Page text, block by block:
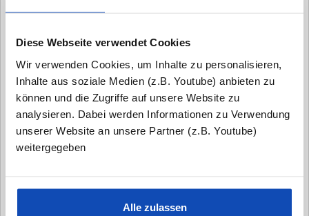
Diese Webseite verwendet Cookies
Wir verwenden Cookies, um Inhalte zu personalisieren,
Inhalte aus soziale Medien (z.B. Youtube) anbieten zu
können und die Zugriffe auf unsere Website zu
analysieren. Dabei werden Informationen zu Verwendung
unserer Website an unsere Partner (z.B. Youtube)
weitergegeben
Alle zulassen
Vorname:
Nachname:*